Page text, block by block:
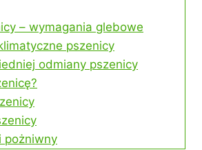
– wymagania glebowe
pszenicy
odmiany pszenicy
pożniwny